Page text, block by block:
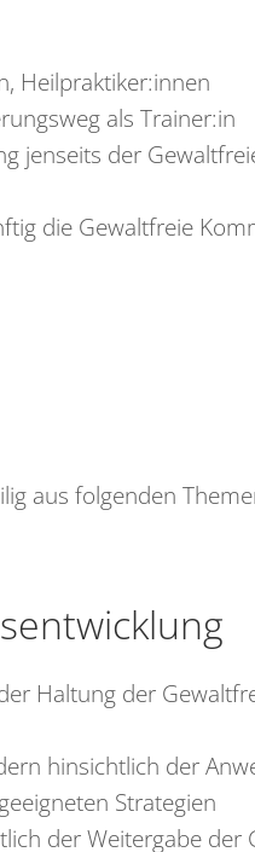
Heilpraktiker:innen
als Trainer:in
jenseits der
die Gewaltfreie
aus folgenden
Haltung der
hinsichtlich der
Strategien
der Weitergabe der